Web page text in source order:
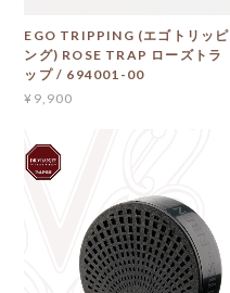
EGO TRIPPING (エゴトリッピ
ング) ROSE TRAP ローズトラ
ップ / 694001-00
¥9,900